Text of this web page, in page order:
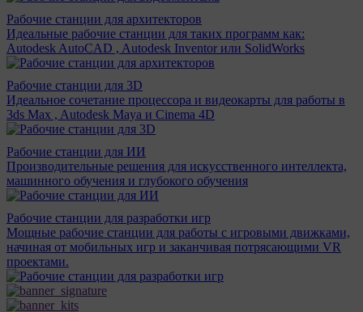
Рабочие станции для архитекторов
Идеальные рабочие станции для таких программ как:
Autodesk AutoCAD , Autodesk Inventor или SolidWorks
Рабочие станции для 3D
Идеальное сочетание процессора и видеокарты для работы в
3ds Max , Autodesk Maya и Cinema 4D
Рабочие станции для ИИ
Производительные решения для искусственного интеллекта,
машинного обучения и глубокого обучения
Рабочие станции для разработки игр
Мощные рабочие станции для работы с игровыми движками,
начиная от мобильных игр и заканчивая потрясающими VR
проектами.